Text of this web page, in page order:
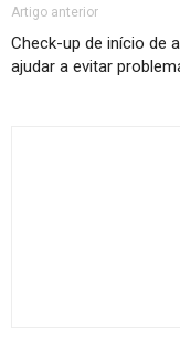
Artigo anterior
Check-up de início de
ajudar a evitar